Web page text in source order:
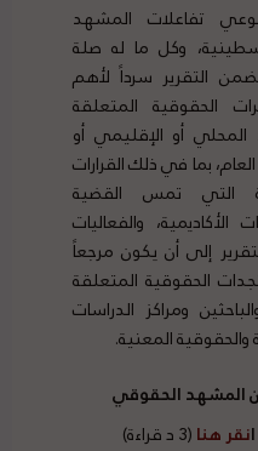
تفاعلات المشهد
وكل ما له صلة
التقرير سرداً لأهم
الحقوقية المتعلقة
أو الإقليمي أو
بما في ذلك القرارات
التي تمس القضية
الأكاديمية، والفعاليات
إلى أن يكون مرجعاً
الحقوقية المتعلقة
ومراكز الدراسات
المعنية.
المشهد الحقوقي
انقر هنا(3 د قراءة)